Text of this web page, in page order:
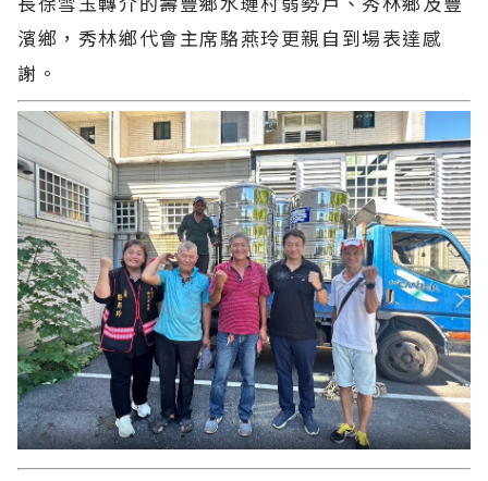
濱鄉，秀林鄉代會主席駱燕玲更親自到場表達感
謝。